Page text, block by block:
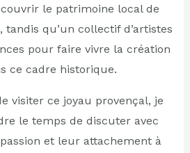
le patrimoine local de
qu’un collectif d’artistes
pour faire vivre la création
ce cadre historique.
visiter ce joyau provençal, je
le temps de discuter avec
et leur attachement à